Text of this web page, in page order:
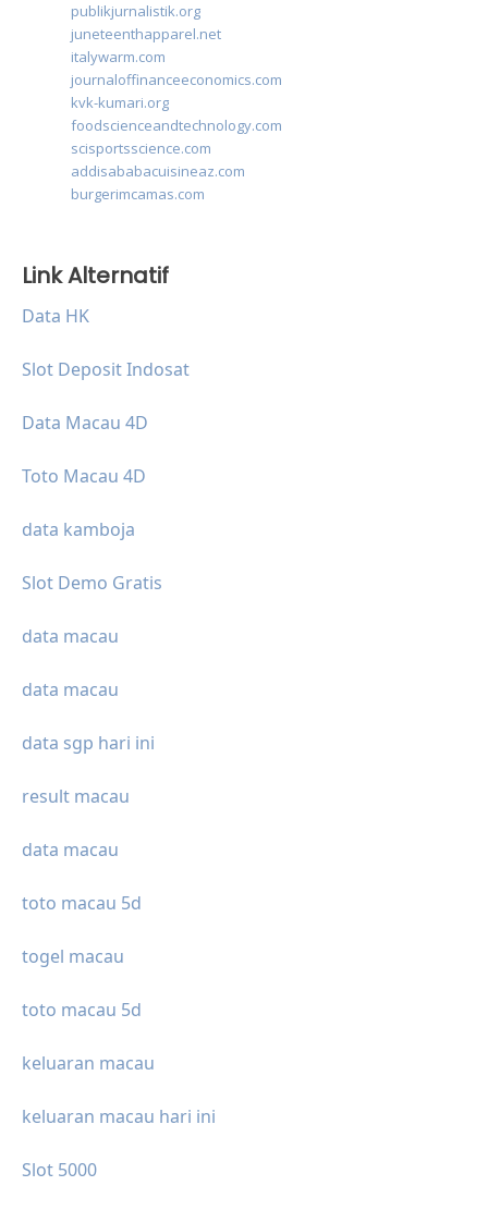
publikjurnalistik.org
juneteenthapparel.net
italywarm.com
journaloffinanceeconomics.com
kvk-kumari.org
foodscienceandtechnology.com
scisportsscience.com
addisababacuisineaz.com
burgerimcamas.com
Link Alternatif
Data HK
Slot Deposit Indosat
Data Macau 4D
Toto Macau 4D
data kamboja
Slot Demo Gratis
data macau
data macau
data sgp hari ini
result macau
data macau
toto macau 5d
togel macau
toto macau 5d
keluaran macau
keluaran macau hari ini
Slot 5000